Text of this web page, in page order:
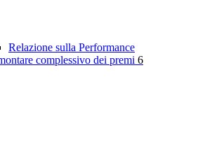
Relazione sulla Performance
complessivo dei premi 6